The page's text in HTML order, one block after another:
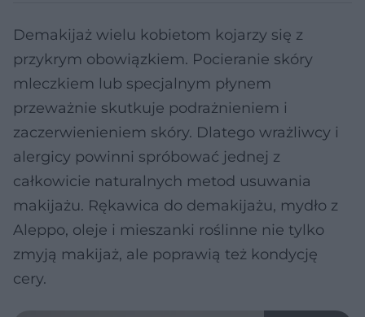
Demakijaż wielu kobietom kojarzy się z
przykrym obowiązkiem. Pocieranie skóry
mleczkiem lub specjalnym płynem
przeważnie skutkuje podrażnieniem i
zaczerwienieniem skóry. Dlatego wrażliwcy i
alergicy powinni spróbować jednej z
całkowicie naturalnych metod usuwania
makijażu. Rękawica do demakijażu, mydło z
Aleppo, oleje i mieszanki roślinne nie tylko
zmyją makijaż, ale poprawią też kondycję
cery.